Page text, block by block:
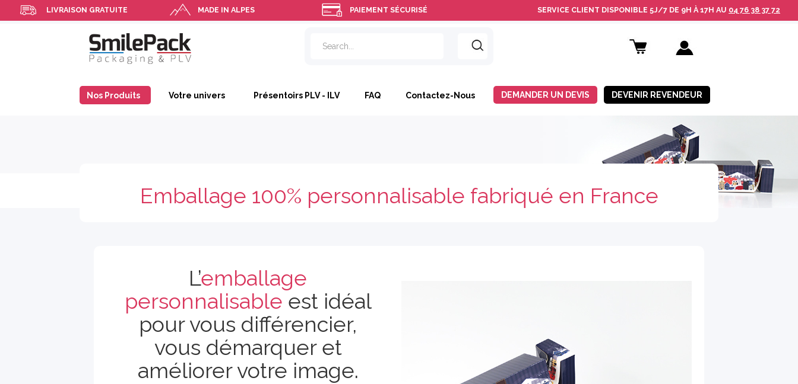
LIVRAISON GRATUITE MADE IN ALPES PAIEMENT SÉCURISÉ SERVICE CLIENT DISPONIBLE 5J/7 DE 9H À 17H AU 04 76 38 37 72
DEMANDER UN DEVIS DEVENIR REVENDEUR
Nos Produits Votre univers Présentoirs PLV - ILV FAQ Contactez-Nous
Emballage 100% personnalisable fabriqué en France
L’emballage
personnalisable est idéal
pour vous différencier,
vous démarquer et
améliorer votre image.